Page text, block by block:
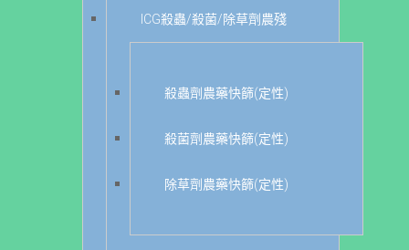
ICG殺蟲/殺菌/除草劑農殘
殺蟲劑農藥快篩(定性)
殺菌劑農藥快篩(定性)
除草劑農藥快篩(定性)